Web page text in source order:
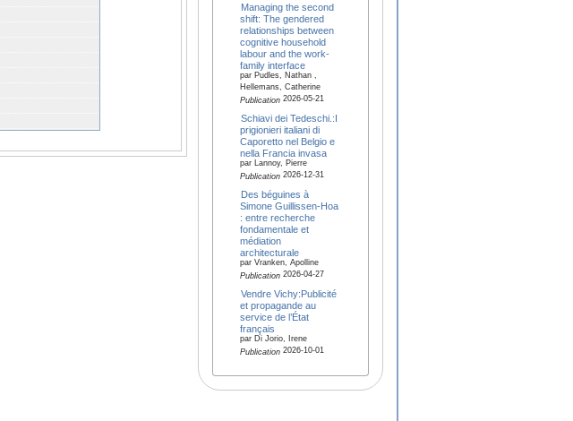
Managing the second
shift: The gendered
relationships between
cognitive household
labour and the work-
family interface
par Pudles, Nathan ,
Hellemans, Catherine
Publication2026-05-21
Schiavi dei Tedeschi.:I
prigionieri italiani di
Caporetto nel Belgio e
nella Francia invasa
par Lannoy, Pierre
Publication2026-12-31
Des béguines à
Simone Guillissen-Hoa
: entre recherche
fondamentale et
médiation
architecturale
par Vranken, Apolline
Publication2026-04-27
Vendre Vichy:Publicité
et propagande au
service de l’État
français
par Di Jorio, Irene
Publication2026-10-01